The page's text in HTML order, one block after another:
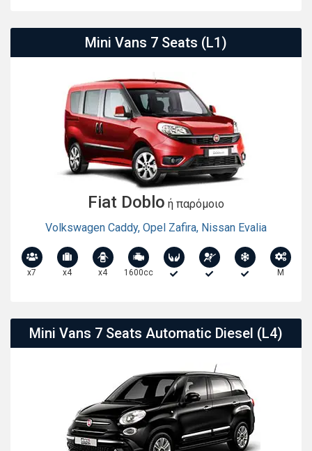
Mini Vans 7 Seats (L1)
Fiat Doblo ή παρόμοιο
Volkswagen Caddy, Opel Zafira, Nissan Evalia
x7 x4 x4 1600cc M
Mini Vans 7 Seats Automatic Diesel (L4)